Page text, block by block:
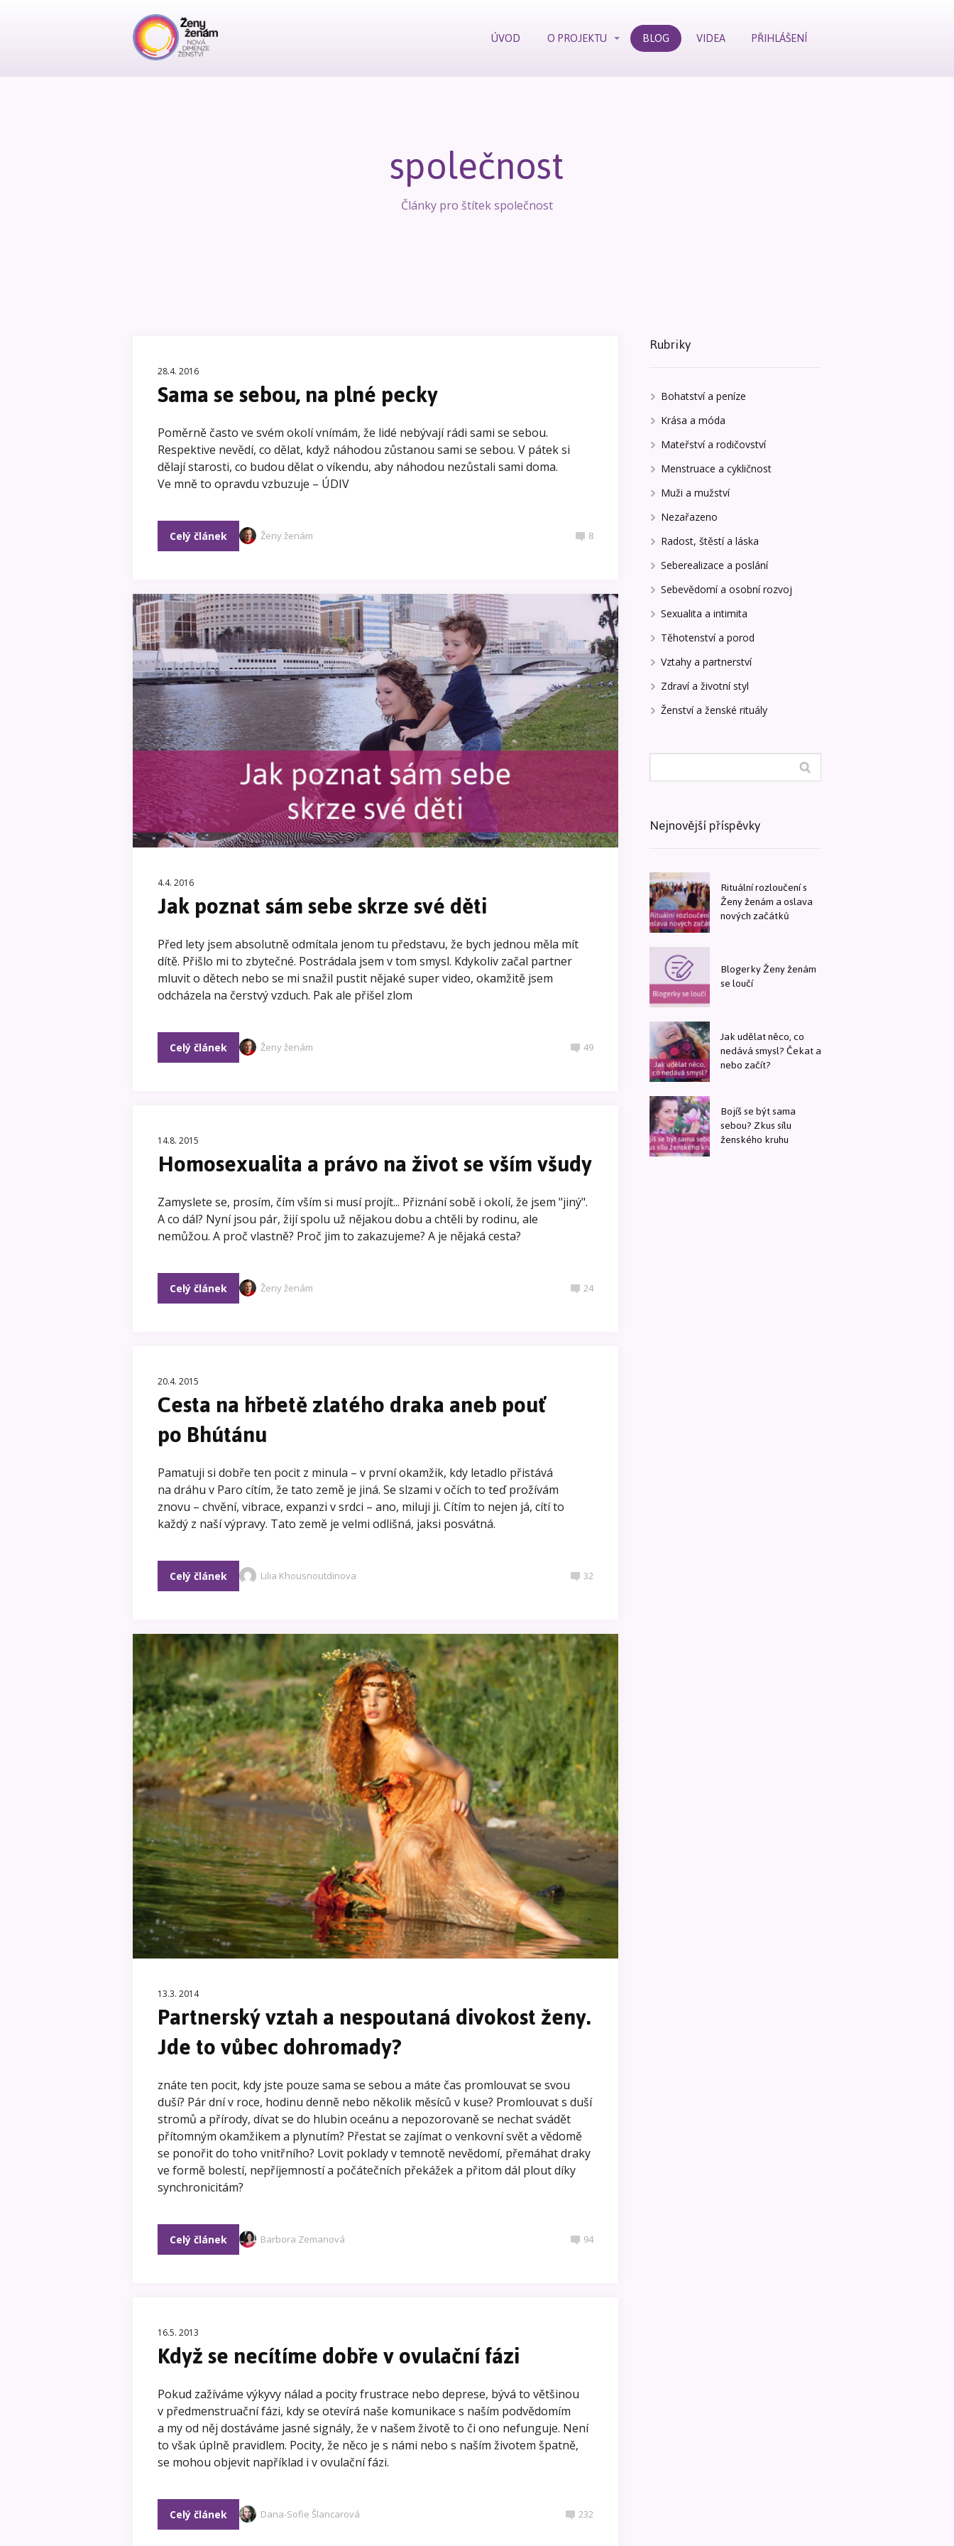
ÚVOD O PROJEKTU BLOG VIDEA PŘIHLÁŠENÍ
společnost
Články pro štítek společnost
28.4. 2016
Sama se sebou, na plné pecky
Poměrně často ve svém okolí vnímám, že lidé nebývají rádi sami se sebou.
Respektive nevědí, co dělat, když náhodou zůstanou sami se sebou. V pátek si
dělají starosti, co budou dělat o víkendu, aby náhodou nezůstali sami doma.
Ve mně to opravdu vzbuzuje – ÚDIV
Celý článek Ženy ženám 8
4.4. 2016
Jak poznat sám sebe skrze své děti
Před lety jsem absolutně odmítala jenom tu představu, že bych jednou měla mít
dítě. Přišlo mi to zbytečné. Postrádala jsem v tom smysl. Kdykoliv začal partner
mluvit o dětech nebo se mi snažil pustit nějaké super video, okamžitě jsem
odcházela na čerstvý vzduch. Pak ale přišel zlom
Celý článek Ženy ženám 49
14.8. 2015
Homosexualita a právo na život se vším všudy
Zamyslete se, prosím, čím vším si musí projít... Přiznání sobě i okolí, že jsem "jiný".
A co dál? Nyní jsou pár, žijí spolu už nějakou dobu a chtěli by rodinu, ale
nemůžou. A proč vlastně? Proč jim to zakazujeme? A je nějaká cesta?
Celý článek Ženy ženám 24
20.4. 2015
Cesta na hřbetě zlatého draka aneb pouť
po Bhútánu
Pamatuji si dobře ten pocit z minula – v první okamžik, kdy letadlo přistává
na dráhu v Paro cítím, že tato země je jiná. Se slzami v očích to teď prožívám
znovu – chvění, vibrace, expanzi v srdci – ano, miluji ji. Cítím to nejen já, cítí to
každý z naší výpravy. Tato země je velmi odlišná, jaksi posvátná.
Celý článek Lilia Khousnoutdinova 32
13.3. 2014
Partnerský vztah a nespoutaná divokost ženy.
Jde to vůbec dohromady?
znáte ten pocit, kdy jste pouze sama se sebou a máte čas promlouvat se svou
duší? Pár dní v roce, hodinu denně nebo několik měsíců v kuse? Promlouvat s duší
stromů a přírody, dívat se do hlubin oceánu a nepozorovaně se nechat svádět
přítomným okamžikem a plynutím? Přestat se zajímat o venkovní svět a vědomě
se ponořit do toho vnitřního? Lovit poklady v temnotě nevědomí, přemáhat draky
ve formě bolestí, nepříjemností a počátečních překážek a přitom dál plout díky
synchronicitám?
Celý článek Barbora Zemanová 94
16.5. 2013
Když se necítíme dobře v ovulační fázi
Pokud zažíváme výkyvy nálad a pocity frustrace nebo deprese, bývá to většinou
v předmenstruační fázi, kdy se otevírá naše komunikace s naším podvědomím
a my od něj dostáváme jasné signály, že v našem životě to či ono nefunguje. Není
to však úplně pravidlem. Pocity, že něco je s námi nebo s naším životem špatně,
se mohou objevit například i v ovulační fázi.
Celý článek Dana-Sofie Šlancarová 232
Rubriky
Bohatství a peníze
Krása a móda
Mateřství a rodičovství
Menstruace a cykličnost
Muži a mužství
Nezařazeno
Radost, štěstí a láska
Seberealizace a poslání
Sebevědomí a osobní rozvoj
Sexualita a intimita
Těhotenství a porod
Vztahy a partnerství
Zdraví a životní styl
Ženství a ženské rituály
Nejnovější příspěvky
Rituální rozloučení s
Ženy ženám a oslava
nových začátků
Blogerky Ženy ženám
se loučí
Jak udělat něco, co
nedává smysl? Čekat a
nebo začít?
Bojíš se být sama
sebou? Zkus sílu
ženského kruhu